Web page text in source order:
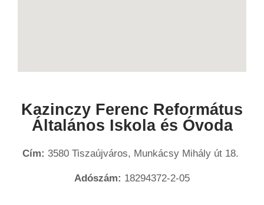
Kazinczy Ferenc Református
Általános Iskola és Óvoda
Cím: 3580 Tiszaújváros, Munkácsy Mihály út 18.
Adószám: 18294372-2-05